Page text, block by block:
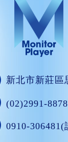
新北市新莊區
(02)2991-8878
0910-306481(